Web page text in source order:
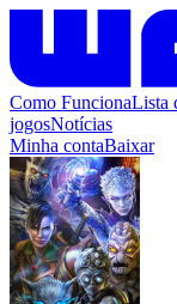
Como FuncionaLista
jogosNotícias
Minha contaBaixar